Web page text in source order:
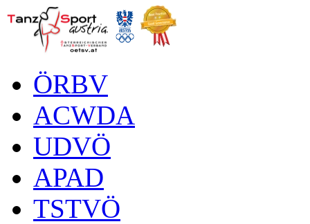
ÖRBV
ACWDA
UDVÖ
APAD
TSTVÖ